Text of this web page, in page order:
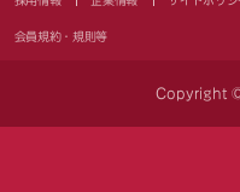
会員規約・規則等
Copyright ©